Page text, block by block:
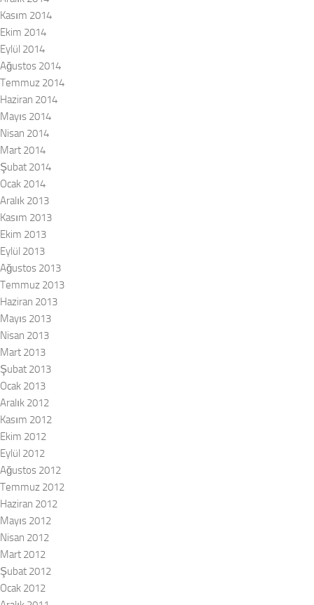
Kasım 2014
Ekim 2014
Eylül 2014
Ağustos 2014
Temmuz 2014
Haziran 2014
Mayıs 2014
Nisan 2014
Mart 2014
Şubat 2014
Ocak 2014
Aralık 2013
Kasım 2013
Ekim 2013
Eylül 2013
Ağustos 2013
Temmuz 2013
Haziran 2013
Mayıs 2013
Nisan 2013
Mart 2013
Şubat 2013
Ocak 2013
Aralık 2012
Kasım 2012
Ekim 2012
Eylül 2012
Ağustos 2012
Temmuz 2012
Haziran 2012
Mayıs 2012
Nisan 2012
Mart 2012
Şubat 2012
Ocak 2012